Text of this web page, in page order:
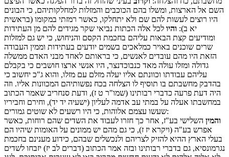
השם אל הארצות, ומשלו בהם הכוכבים והמזלות למחלקותיהם, כי הבונים
היו רוצים לעשות להם שם ולא יתחלקו, כאשר רמזתי במקומו (בראשית
יא ב): והיו לכל אלה הכתות נביאי שקר מגידים להם מן העתידות
ומודיעים קצת הבאות עליהם בחכמת הקסם והניחוש, כי יש גם למזלות
שרים שוכנים באויר כמלאכים בשמים יודעים בעתידות וממין העבודה
הזאת היו מהם עובדים לאנשים, כי בראותם לאחד מבני האדם ממשלה
גדולה ומזלו עולה מאד כנבוכדנצר, היו אנשי ארצו חושבים כי בקבלם
עליהם עבודתו וכוונתם אליו יעלה מזלם עם מזלו, והוא ג"כ יחשוב כי
בהדבק מחשבתם בו תוסיף לו הצלחה בכח נפשותיהם המכוונות אליו. וזה
היה דעת פרעה כדברי רבותינו (שמו"ר ט ז), ודעת סנחריב שאמר הכתוב
במחשבתו אעלה על במתי עב אדמה לעליון (ישעיה יד יד), וחירם וחביריו
שעשו עצמם אלוהות, כי היו רשעים לא שוטים גמורים:
והמין השלישי בע"ז, אחר כך חזרו לעבוד את השדים שהם רוחות, כאשר
אפרש בע"ה (ויקרא יז ז), כי גם מהם יש ממונים על האומות שיהיו הם
בעלי הארץ ההיא להזיק לצריהם ולנכשלים שבהם, כידוע מענינם בחכמת
נגרמונסיא, גם בדברי רבותינו ובזה אמר הכתוב (דברים לב יז) יזבחו לשדים